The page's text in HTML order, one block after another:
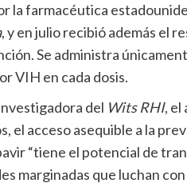
la farmacéutica
, y en julio recibió además el
Se administra
VIH en cada dosis.
del Wits RHI, el
el acceso asequible a la
“tiene el potencial de
marginadas que luchan